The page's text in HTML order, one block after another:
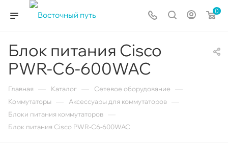
0
Блок питания Cisco
PWR-C6-600WAC
Главная Каталог Сетевое оборудование
Коммутаторы Аксессуары для коммутаторов
Блоки питания коммутаторов
Блок питания Cisco PWR-C6-600WAC